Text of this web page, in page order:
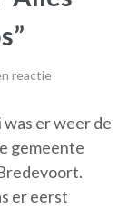
reactie
er weer de
gemeente
er eerst